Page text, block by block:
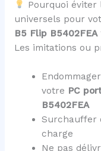
Pourquoi
universels pour
B5 Flip B5402FEA
Les imitations ou
votre PC
B5402FEA
Surchauffer
charge
Ne pas